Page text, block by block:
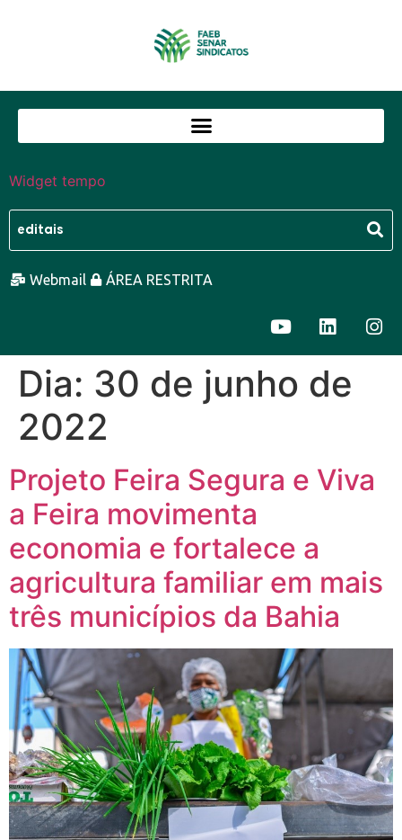
Widget tempo
Webmail ÁREA RESTRITA
Dia: 30 de junho de
2022
Projeto Feira Segura e Viva
a Feira movimenta
economia e fortalece a
agricultura familiar em mais
três municípios da Bahia